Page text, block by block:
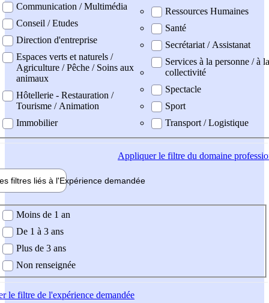
Communication / Multimédia
Conseil / Etudes
Direction d'entreprise
Espaces verts et naturels /
Agriculture / Pêche / Soins aux
animaux
Hôtellerie - Restauration /
Tourisme / Animation
Immobilier
Ressources Humaines
Santé
Secrétariat / Assistanat
Services à la personne / à la
collectivité
Spectacle
Sport
Transport / Logistique
Appliquerle filtre du domaine
filtres liés à l'Expérience demandée
demandée
Moins de 1 an
De 1 à 3 ans
Plus de 3 ans
Non renseignée
le filtre de l'expérience demandée